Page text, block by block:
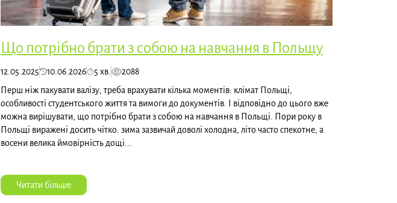
Що потрібно брати з собою на навчання в Польщу
12.05.2025 10.06.2026 5 хв.
2088
Перш ніж пакувати валізу, треба врахувати кілька моментів: клімат Польщі,
особливості студентського життя та вимоги до документів. І відповідно до цього вже
можна вирішувати, що потрібно брати з собою на навчання в Польщі. Пори року в
Польщі виражені досить чітко: зима зазвичай доволі холодна, літо часто спекотне, а
восени велика ймовірність дощі...
Читати більше